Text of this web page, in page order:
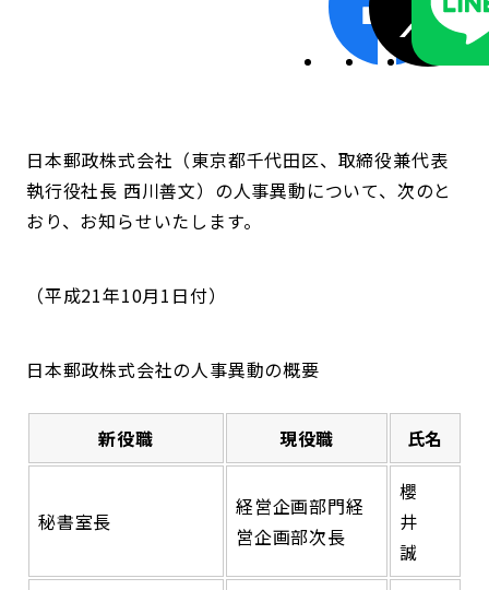
日本郵政株式会社（東京都千代田区、取締役兼代表
執行役社長 西川善文）の人事異動について、次のと
おり、お知らせいたします。
（平成21年10月1日付）
日本郵政株式会社の人事異動の概要
新役職 現役職 氏名
秘書室長
経営企画部門経
営企画部次長
櫻
井
誠